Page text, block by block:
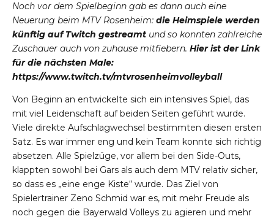
Noch vor dem Spielbeginn gab es dann auch eine
Neuerung beim MTV Rosenheim: die Heimspiele werden
künftig auf Twitch gestreamt und so konnten zahlreiche
Zuschauer auch von zuhause mitfiebern. Hier ist der Link
für die nächsten Male:
https://www.twitch.tv/mtvrosenheimvolleyball
Von Beginn an entwickelte sich ein intensives Spiel, das
mit viel Leidenschaft auf beiden Seiten geführt wurde.
Viele direkte Aufschlagwechsel bestimmten diesen ersten
Satz. Es war immer eng und kein Team konnte sich richtig
absetzen. Alle Spielzüge, vor allem bei den Side-Outs,
klappten sowohl bei Gars als auch dem MTV relativ sicher,
so dass es „eine enge Kiste“ wurde. Das Ziel von
Spielertrainer Zeno Schmid war es, mit mehr Freude als
noch gegen die Bayerwald Volleys zu agieren und mehr